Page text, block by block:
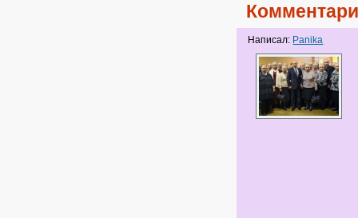
Написал: Panika